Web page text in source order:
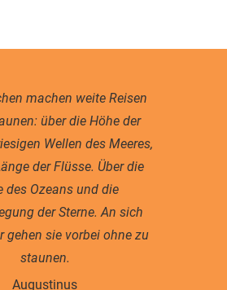
machen weite Reisen
über die Höhe der
Wellen des Meeres,
der Flüsse. Über die
des Ozeans und die
der Sterne. An sich
gehen sie vorbei ohne zu
staunen.
Augustinus